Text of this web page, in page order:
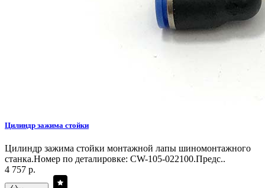
Цилиндр зажима стойки
Цилиндр зажима стойки монтажной лапы шиномонтажного
станка.Номер по деталировке: CW-105-022100.Предс..
4 757 р.